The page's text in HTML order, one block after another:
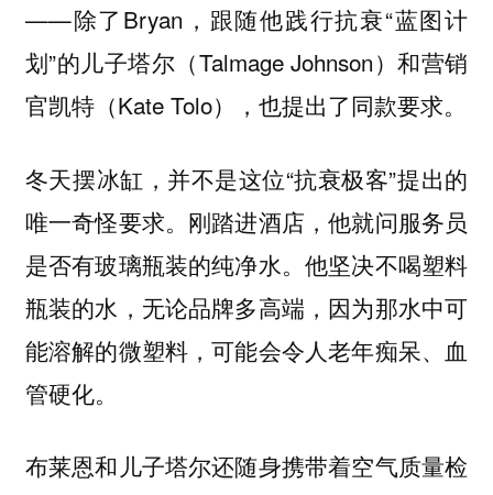
——除了Bryan，跟随他践行抗衰“蓝图计
划”的儿子塔尔（Talmage Johnson）和营销
官凯特（Kate Tolo），也提出了同款要求。
冬天摆冰缸，并不是这位“抗衰极客”提出的
唯一奇怪要求。刚踏进酒店，他就问服务员
是否有玻璃瓶装的纯净水。他坚决不喝塑料
瓶装的水，无论品牌多高端，因为那水中可
能溶解的微塑料，可能会令人老年痴呆、血
管硬化。
布莱恩和儿子塔尔还随身携带着空气质量检